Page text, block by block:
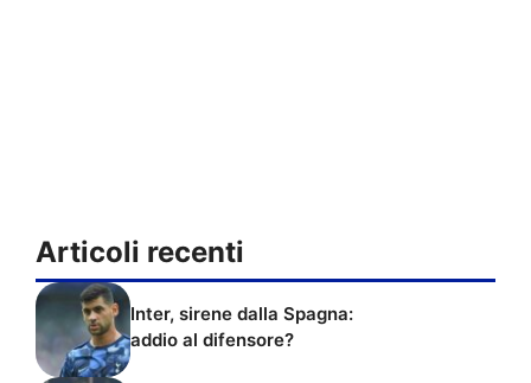
Articoli recenti
Inter, sirene dalla Spagna:
addio al difensore?